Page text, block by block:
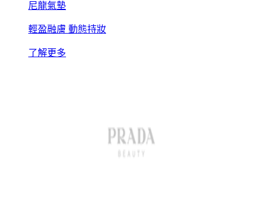
尼龍氣墊
輕盈融膚 動態持妝
了解更多